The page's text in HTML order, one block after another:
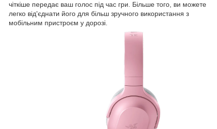
чіткіше передає ваш голос під час гри. Більше того, ви можете
легко від'єднати його для більш зручного використання з
мобільним пристроєм у дорозі.